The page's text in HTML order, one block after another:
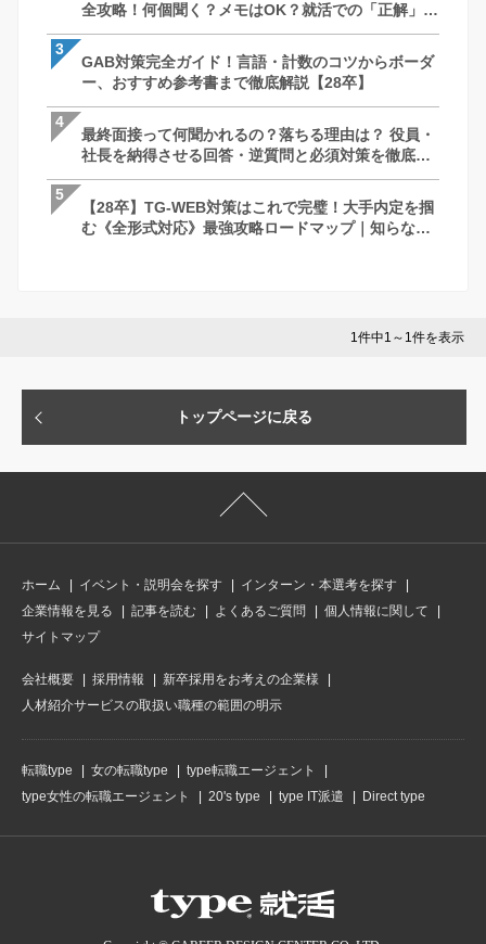
全攻略！何個聞く？メモはOK？就活での「正解」を
徹底解説｜27卒・28卒向け
3
GAB対策完全ガイド！言語・計数のコツからボーダ
ー、おすすめ参考書まで徹底解説【28卒】
4
最終面接って何聞かれるの？落ちる理由は？ 役員・
社長を納得させる回答・逆質問と必須対策を徹底解
説
5
【28卒】TG-WEB対策はこれで完璧！大手内定を掴
む《全形式対応》最強攻略ロードマップ｜知らない
全攻略！何個聞く？メモはOK？就活での
徹底解説｜27卒・28卒向け
最終面接って何聞かれるの？落ちる理由
社長を納得させる回答・逆質問と必須対
説
ケース面接とは？例題と解答パターン/対
で完全網羅！【28卒】
GAB対策完全ガイド！言語・計数のコツ
ー、おすすめ参考書まで徹底解説【28卒
すすめ参考書・出題形式まで完全攻略
ケース面接とは？例題と解答パターン/対
で完全網羅！【28卒】
最終面接って何聞かれるの？落ちる理由
社長を納得させる回答・逆質問と必須対
説
苦手な人がいたときはどうしますか？ ー
さとコツ
1件中1～1件を表示
トップページに戻る
ホーム イベント・説明会を探す
インターン・本選考を探す
企業情報を見る
記事を読む よくあるご質問
個人情報に関して
サイトマップ
会社概要 採用情報
新卒採用をお考えの企業様
人材紹介サービスの取扱い職種の範囲の明示
転職type 女の転職type
type転職エージェント
type女性の転職エージェント
20's type type IT派遣 Direct type